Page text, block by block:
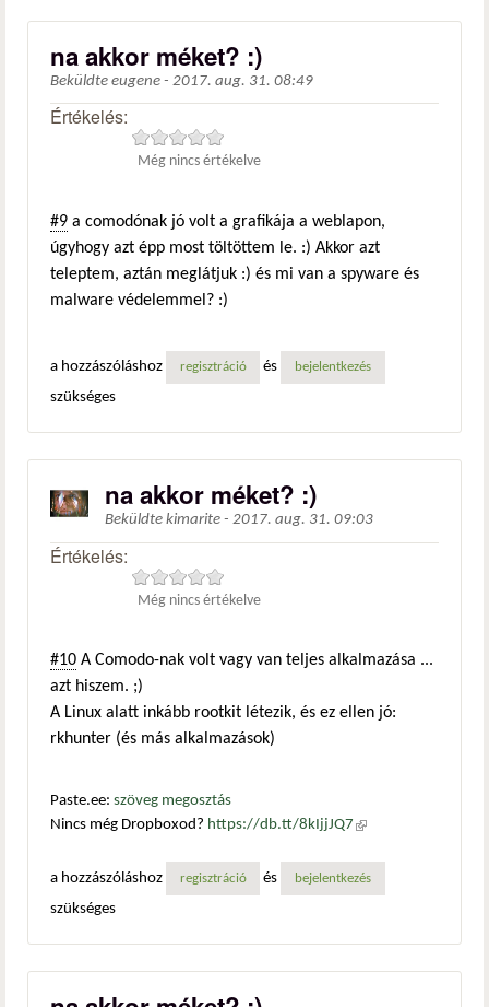
na akkor méket? :)
Beküldte eugene - 2017. aug. 31. 08:49
Értékelés:
Még nincs értékelve
#9 a comodónak jó volt a grafikája a weblapon,
úgyhogy azt épp most töltöttem le. :) Akkor azt
teleptem, aztán meglátjuk :) és mi van a spyware és
malware védelemmel? :)
a hozzászóláshoz regisztráció és bejelentkezés
szükséges
na akkor méket? :)
Beküldte kimarite - 2017. aug. 31. 09:03
Értékelés:
Még nincs értékelve
#10 A Comodo-nak volt vagy van teljes alkalmazása ...
azt hiszem. ;)
A Linux alatt inkább rootkit létezik, és ez ellen jó:
rkhunter (és más alkalmazások)
Paste.ee: szöveg megosztás
Nincs még Dropboxod? https://db.tt/8kIjjJQ7 (külső
a hozzászóláshoz
regisztráció és bejelentkezés
szükséges